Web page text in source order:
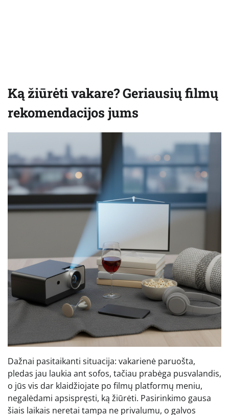
Ką žiūrėti vakare? Geriausių filmų
rekomendacijos jums
Dažnai pasitaikanti situacija: vakarienė paruošta,
pledas jau laukia ant sofos, tačiau prabėga pusvalandis,
o jūs vis dar klaidžiojate po filmų platformų meniu,
negalėdami apsispręsti, ką žiūrėti. Pasirinkimo gausa
šiais laikais neretai tampa ne privalumu, o galvos